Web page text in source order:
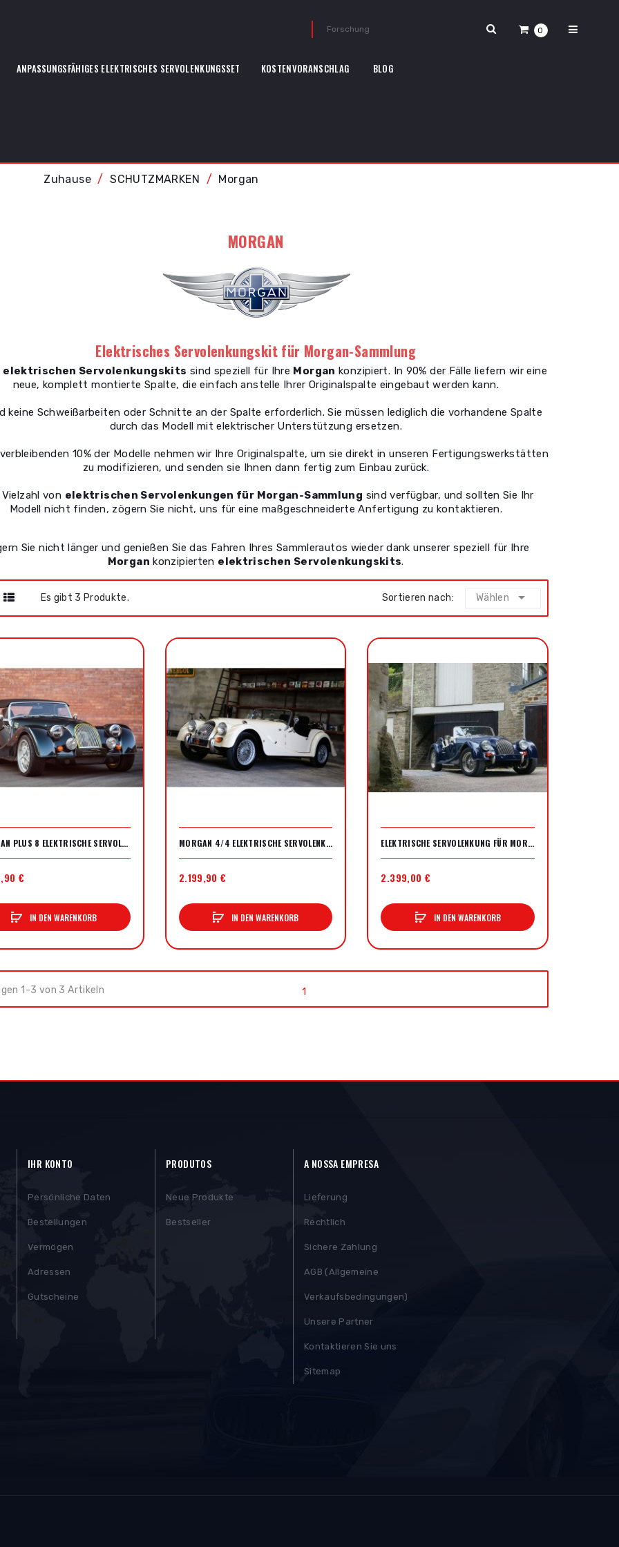
0
ANPASSUNGSFÄHIGES ELEKTRISCHES SERVOLENKUNGSSET KOSTENVORANSCHLAG BLOG
Zuhause SCHUTZMARKEN Morgan
MORGAN
Elektrisches Servolenkungskit für Morgan-Sammlung
elektrischen Servolenkungskits sind speziell für Ihre Morgan konzipiert. In 90% der Fälle liefern wir eine
neue, komplett montierte Spalte, die einfach anstelle Ihrer Originalspalte eingebaut werden kann.
keine Schweißarbeiten oder Schnitte an der Spalte erforderlich. Sie müssen lediglich die vorhandene Spalte
durch das Modell mit elektrischer Unterstützung ersetzen.
10% der Modelle nehmen wir Ihre Originalspalte, um sie direkt in unseren Fertigungswerkstätten
zu modifizieren, und senden sie Ihnen dann fertig zum Einbau zurück.
Vielzahl von elektrischen Servolenkungen für Morgan-Sammlung sind verfügbar, und sollten Sie Ihr
Modell nicht finden, zögern Sie nicht, uns für eine maßgeschneiderte Anfertigung zu kontaktieren.
Sie nicht länger und genießen Sie das Fahren Ihres Sammlerautos wieder dank unserer speziell für Ihre
Morgan konzipierten elektrischen Servolenkungskits.
Es gibt 3 Produkte. Sortieren nach: Wählen 
MORGAN PLUS 8 ELEKTRISCHE SERVOLENKUNG
€
IN DEN WARENKORB
MORGAN 4/4 ELEKTRISCHE SERVOLENKUNG
2.199,90 €
IN DEN WARENKORB
ELEKTRISCHE SERVOLENKUNG FÜR MORGAN + 8 ODER + 4 VON 2007 UND NEUER.
2.399,00 €
IN DEN WARENKORB
1-3 von 3 Artikeln 1
IHR KONTO
Persönliche Daten
Bestellungen
Vermögen
Adressen
Gutscheine
PRODUTOS
Neue Produkte
Bestseller
A NOSSA EMPRESA
Lieferung
Rechtlich
Sichere Zahlung
AGB (Allgemeine
Verkaufsbedingungen)
Unsere Partner
Kontaktieren Sie uns
Sitemap